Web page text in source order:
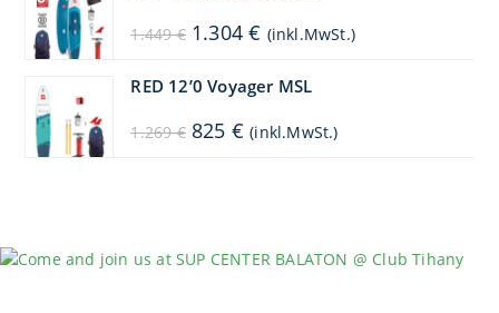
1.449€ Ursprünglicher
Preis
1.304€ Aktueller
Preis
(inkl.MwSt.)
RED 12’0 Voyager MSL
1.269€ Ursprünglicher
Preis
825 € Aktueller
Preis
(inkl.MwSt.)